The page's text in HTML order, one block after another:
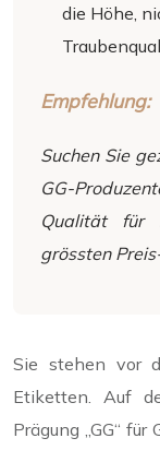
die Höhe,
Empfehlung:
Suchen Sie
GG-
Qualität für
grössten
Sie stehen vor
Etiketten. Auf
Prägung „GG“